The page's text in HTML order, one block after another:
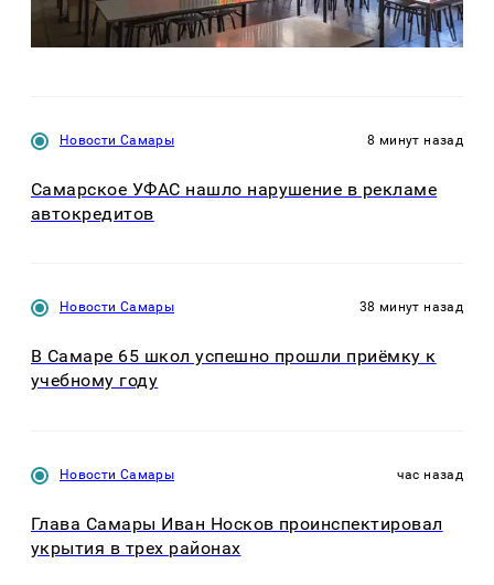
Новости Самары 8 минут назад
Самарское УФАС нашло нарушение в рекламе
автокредитов
Новости Самары 38 минут назад
В Самаре 65 школ успешно прошли приёмку к
учебному году
Новости Самары час назад
Глава Самары Иван Носков проинспектировал
укрытия в трех районах